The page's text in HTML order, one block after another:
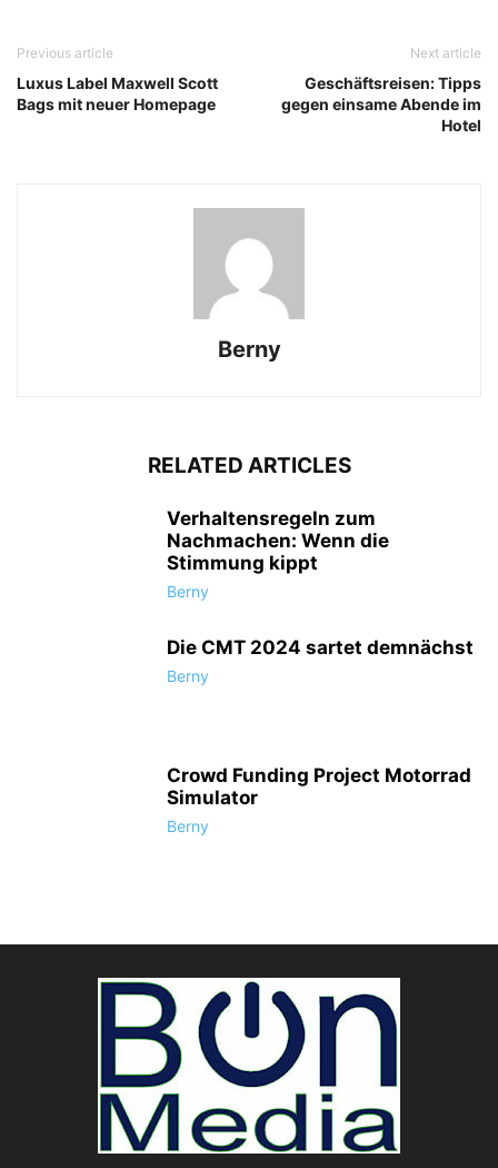
Previous article
Luxus Label Maxwell Scott
Bags mit neuer Homepage
Next article
Geschäftsreisen: Tipps
gegen einsame Abende im
Hotel
Berny
RELATED ARTICLES
Verhaltensregeln zum
Nachmachen: Wenn die
Stimmung kippt
Berny
Die CMT 2024 sartet demnächst
Berny
Crowd Funding Project Motorrad
Simulator
Berny